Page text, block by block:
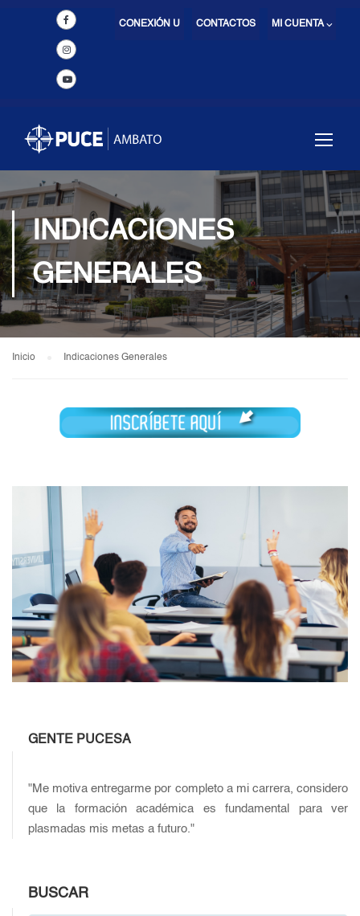
MI CUENTA ⌵
CONTACTOS
CONEXIÓN U
INDICACIONES
GENERALES
Inicio Indicaciones Generales
GENTE PUCESA
"Me motiva entregarme por completo a mi carrera, considero
que la formación académica es fundamental para ver
plasmadas mis metas a futuro."
BUSCAR